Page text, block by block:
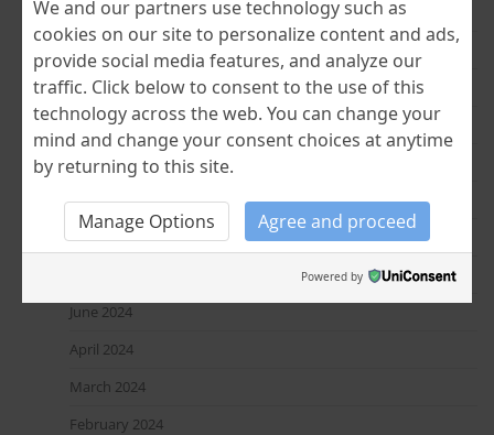
June 2025
March 2025
February 2025
January 2025
December 2024
November 2024
June 2024
April 2024
March 2024
February 2024
We and our partners use technology such as
cookies on our site to personalize content and ads,
provide social media features, and analyze our
traffic. Click below to consent to the use of this
technology across the web. You can change your
mind and change your consent choices at anytime
by returning to this site.
Manage Options Agree and proceed
Powered by